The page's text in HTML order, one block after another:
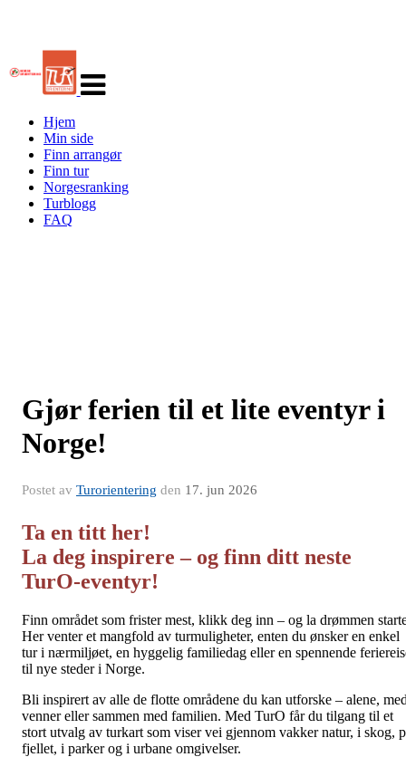
navigasjon
Hjem
Min side
Finn arrangør
Finn tur
Norgesranking
Turblogg
FAQ
Gjør ferien til et lite eventyr i
Norge!
Postet av Turorientering den 17. jun 2026
Ta en titt her!
La deg inspirere – og finn ditt neste
TurO-eventyr!
Finn området som frister mest, klikk deg inn – og la drømmen
Her venter et mangfold av turmuligheter, enten du ønsker en enkel
tur i nærmiljøet, en hyggelig familiedag eller en spennende
til nye steder i Norge.
Bli inspirert av alle de flotte områdene du kan utforske – alene,
venner eller sammen med familien. Med TurO får du tilgang til et
stort utvalg av turkart som viser vei gjennom vakker natur, i skog,
fjellet, i parker og i urbane omgivelser.